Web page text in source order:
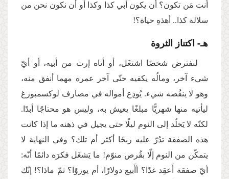
أنت مَن تكون؟ أن يكون أبي كذا وكذا أو أن نكون نحن من
سلالة كذا.. أهذهِ حياة؟!
هـ- اكتناز الثروة
لنفترض شخصًا اشتغَل، أو أتاه إرث من أبيه، أو أيّ
شيء آخر، ومالُه يكفيه حتّى آخر عمره مهما أنفق منه،
وهو لا ينقُصه شيء. يُودِع أمواله في مصارف لوكسمبورغ
ليأتيه منها شهريًّا مبلغًا يعيش به، وليس هو محتاجًا أبدًا.
لكنّه لا يَخلُد إلى النوم ليلًا حتى يجيل في ذهنه ما إذا كانت
هذه الصفقة تدُرّ عليه ربحًا أكثر أم تلك؟ وفي النهاية لا
يتمكّن من النوم إلّا بقُرص منوّم! ما يَشغَل فكرَه دائمًا أنّه:
أيّ صفقة أَعقِد غدًا؟ أأَبيع دولارًا، أم يوروًا؟ ثمّ ماذا؟! إنّك